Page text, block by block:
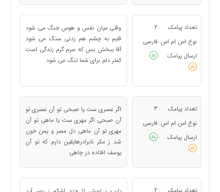
تعداد پیامک :
2
نوع اس ام اس : فارسی
ارسال پیامک
:
وقتی میان نفس و هوس جنگ می شود
قلبم به چشم هم زدنی سنگ می شود
آقا ببخش بس که سرم گرم زندگی است
کمتر دلم برای شما تنگ می شود
تعداد پیامک :
3
نوع اس ام اس : فارسی
ارسال پیامک
:
اگر عصری ست یا صبحی تو آن عصری تو
آن صبحی اگر مهری ست یا ماهی تو آن
مهری تو آن ماهی دل مصر و یمن خون
شد ز مکر نابرادرهایقین دارم که تو آن
یوسف افتاده در چاهی
: